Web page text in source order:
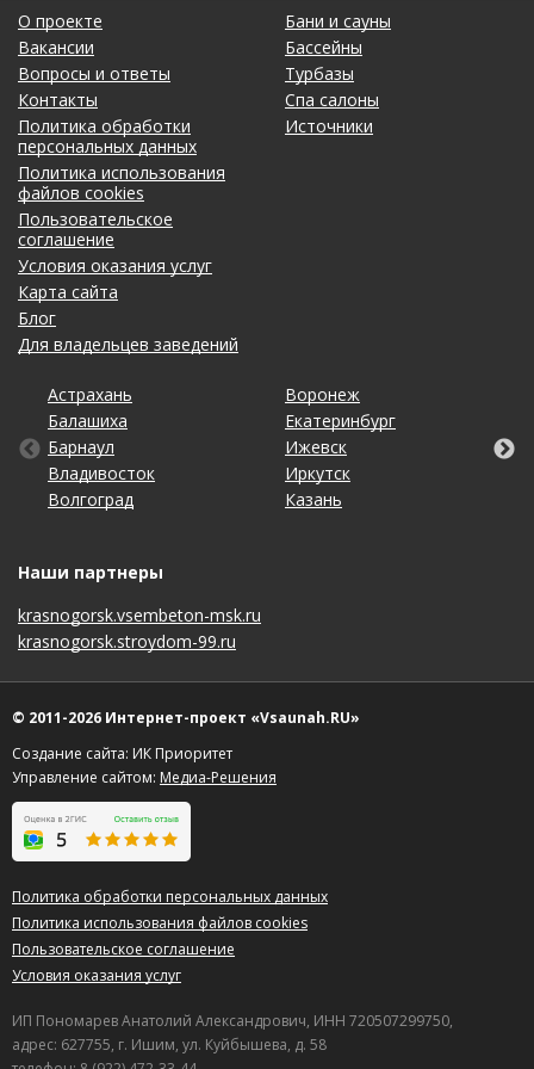
О проекте
Вакансии
Вопросы и ответы
Контакты
Политика обработки
персональных данных
Политика использования
файлов cookies
Пользовательское
соглашение
Условия оказания услуг
Карта сайта
Блог
Для владельцев заведений
Бани и сауны
Бассейны
Турбазы
Спа салоны
Источники
Астрахань
Балашиха
Барнаул
Владивосток
Волгоград
Воронеж
Екатеринбург
Ижевск
Иркутск
Казань
Калининград
Кемерово
Киров
Краснодар
Красноярск
Липецк
Махачкала
Москва
Набережные Челны
Нижний Новгород
Новосибирск
Омск
Оренбург
Пенза
Пермь
Ростов-на-Дону
Рязань
Самара
Санкт-Петербург
Саратов
Ставрополь
Тольятти
Томск
Тула
Тюмень
Ульяновск
Уфа
Хабаровск
Чебоксары
Челябинск
Ярославль
Наши партнеры
krasnogorsk.vsembeton-msk.ru
krasnogorsk.stroydom-99.ru
© 2011-2026 Интернет-проект «Vsaunah.RU»
Создание сайта: ИК Приоритет
Управление сайтом: Медиа-Решения
Политика обработки персональных данных
Политика использования файлов cookies
Пользовательское соглашение
Условия оказания услуг
ИП Пономарев Анатолий Александрович, ИНН 720507299750,
адрес: 627755, г. Ишим, ул. Куйбышева, д. 58